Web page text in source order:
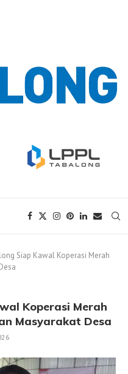
Siap Kawal Koperasi Merah
Koperasi Merah
Masyarakat Desa